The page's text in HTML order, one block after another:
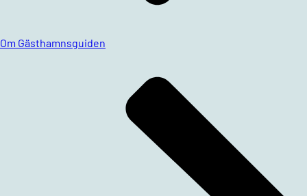
Om Gästhamnsguiden